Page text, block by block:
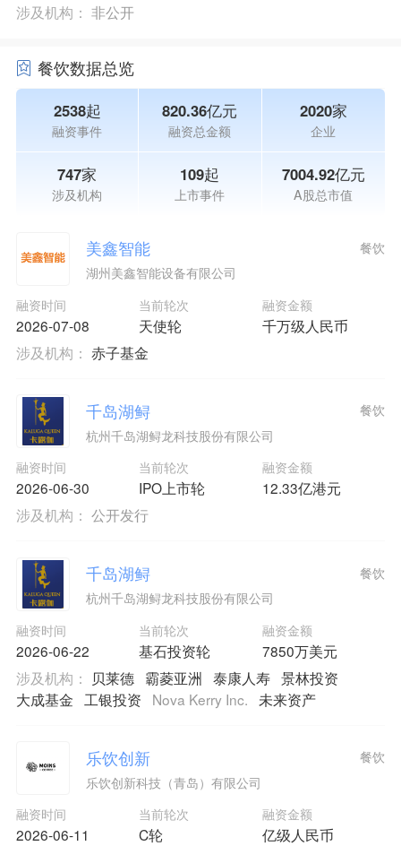
涉及机构： 非公开
餐饮数据总览
2538起
融资事件
820.36亿元
融资总金额
2020家
企业
747家
涉及机构
109起
上市事件
7004.92亿元
A股总市值
美鑫智能
湖州美鑫智能设备有限公司
融资时间
2026-07-08
当前轮次
天使轮
融资金额
千万级人民币
餐饮
涉及机构： 赤子基金
千岛湖鲟
杭州千岛湖鲟龙科技股份有限公司
融资时间
2026-06-30
当前轮次
IPO上市轮
融资金额
12.33亿港元
餐饮
涉及机构： 公开发行
千岛湖鲟
杭州千岛湖鲟龙科技股份有限公司
融资时间
2026-06-22
当前轮次
基石投资轮
融资金额
7850万美元
餐饮
涉及机构： 贝莱德 霸菱亚洲 泰康人寿 景林投资
大成基金
工银投资 Nova Kerry Inc. 未来资产
乐饮创新
乐饮创新科技（青岛）有限公司
融资时间
2026-06-11
当前轮次
C轮
融资金额
亿级人民币
餐饮